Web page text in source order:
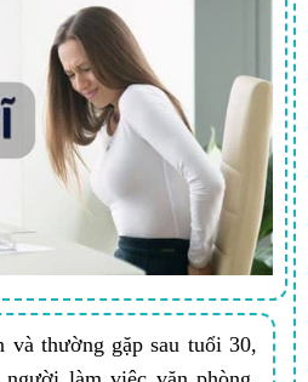
và thường gặp sau tuổi 30,